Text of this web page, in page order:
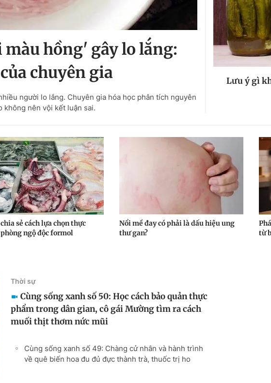
hồng' gây lo lắng:
chuyên gia
người lo lắng. Chuyên gia hóa học phân tích nguyên
không nên vội kết luận sai.
Lưu ý gì
sẻ cách lựa chọn thực
ngộ độc formol
Nổi mề đay có phải là dấu hiệu ung
thư gan?
từ
Thời sự
Cùng sống xanh số 50: Học cách bảo quản thực
phẩm trong dân gian, cô gái Mường tìm ra cách
muối thịt thơm nức mũi
Cùng sống xanh số 49: Chàng cử nhân và hành trình
về quê biến hoa đu đủ đực thành trà, thuốc trị ho